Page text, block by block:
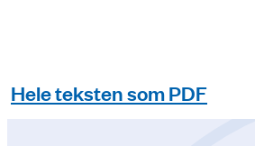
Hele teksten som PDF